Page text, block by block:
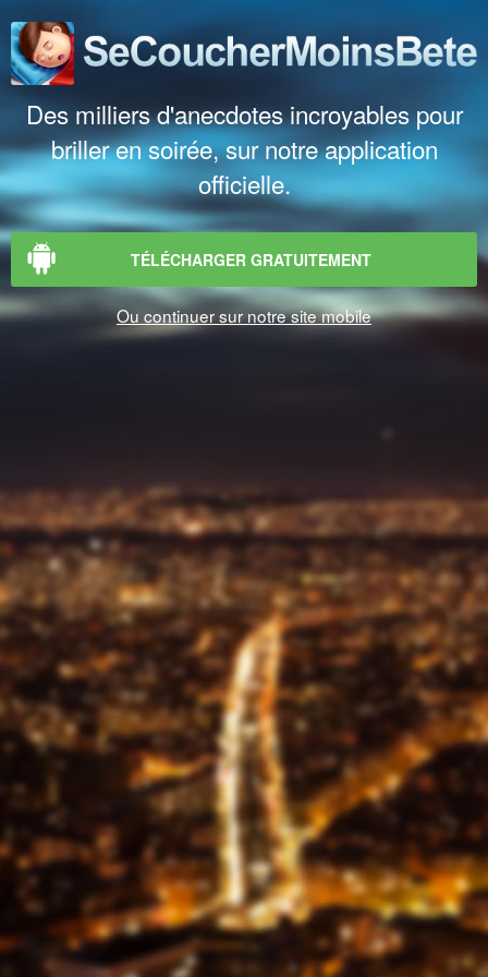
Des milliers d'anecdotes incroyables pour
briller en soirée, sur notre application
officielle.
TÉLÉCHARGER GRATUITEMENT
Ou continuer sur notre site mobile